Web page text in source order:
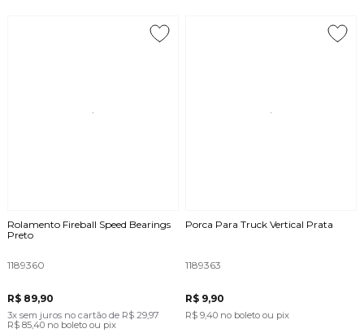
Rolamento Fireball Speed Bearings
Preto
1189360
R$ 89,90
3x sem juros no cartãode R$ 29,97
R$ 85,40 no boleto ou pix
Porca Para Truck Vertical Prata
1189363
R$ 9,90
R$ 9,40 no boleto ou pix